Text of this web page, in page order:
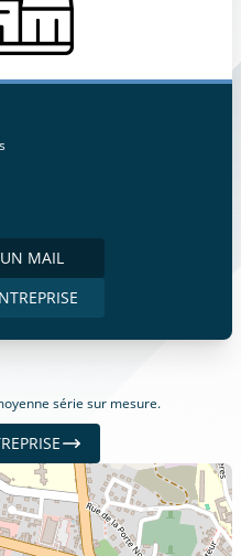
MAIL
série sur mesure.